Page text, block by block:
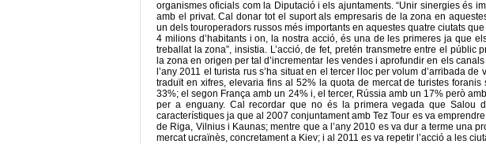
organismes oficials com la Diputació i els ajuntaments. “Unir sinergies és
amb el privat. Cal donar tot el suport als empresaris de la zona en
un dels touroperadors russos més importants en aquestes quatre ciutats
4 milions d’habitants i on, la nostra acció, és una de les primeres ja que
treballat la zona”, insistia. L’acció, de fet, pretén transmetre entre el públic
la zona en origen per tal d’incrementar les vendes i aprofundir en els
l’any 2011 el turista rus s’ha situat en el tercer lloc per volum d’arribada
traduït en xifres, elevaria fins al 52% la quota de mercat de turistes
33%; el segon França amb un 24% i, el tercer, Rússia amb un 17% però
per a enguany. Cal recordar que no és la primera vegada que Salou
característiques ja que al 2007 conjuntament amb Tez Tour es va
de Riga, Vilnius i Kaunas; mentre que a l’any 2010 es va dur a terme una
mercat ucraïnès, concretament a Kiev; i al 2011 es va repetir l’acció a les